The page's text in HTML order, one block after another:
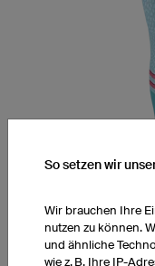
Extraleichtes
ultra.dry
Höherer Bund
So setzen wir
Wir brauchen Ihre
nutzen zu können.
und ähnliche
wie z. B. Ihre IP-